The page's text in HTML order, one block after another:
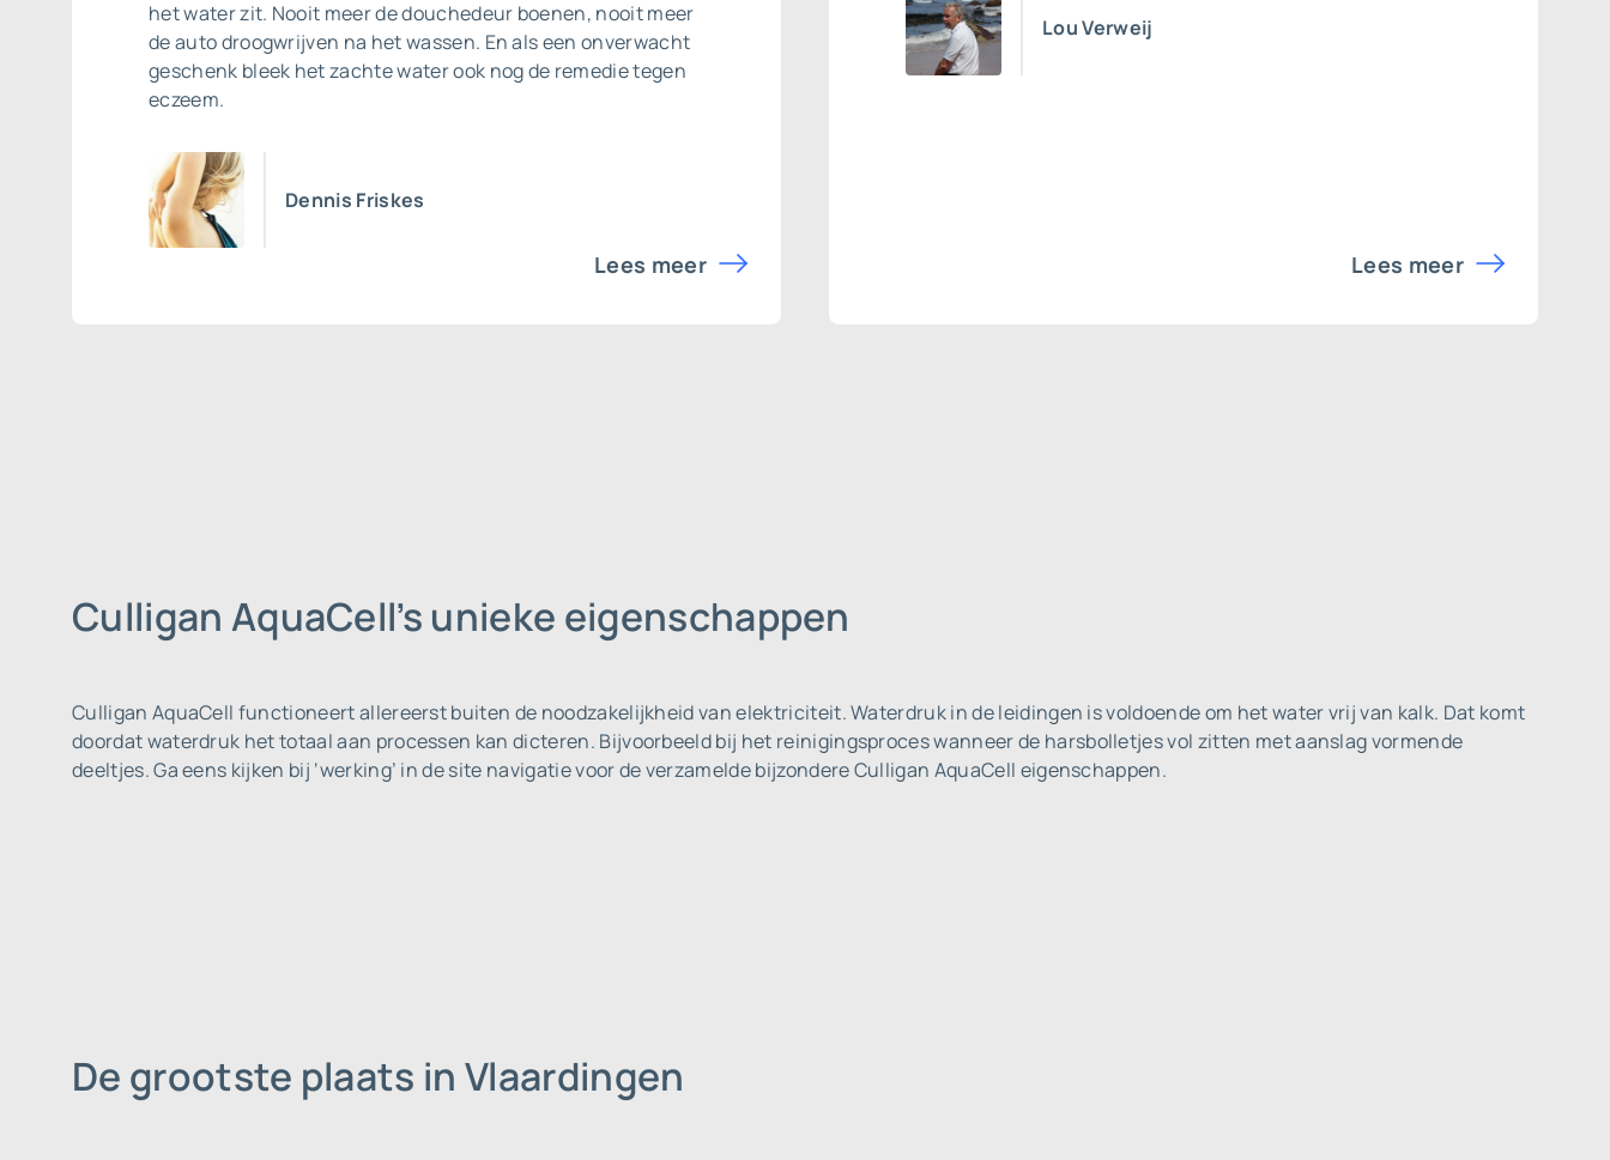
het water zit. Nooit meer de douchedeur boenen, nooit meer
de auto droogwrijven na het wassen. En als een onverwacht
geschenk bleek het zachte water ook nog de remedie tegen
eczeem.
Dennis Friskes
Lees meer
Lou Verweij
Lees meer
Culligan AquaCell’s unieke eigenschappen
Culligan AquaCell functioneert allereerst buiten de noodzakelijkheid van elektriciteit. Waterdruk in de leidingen is voldoende om het water vrij van kalk. Dat komt
doordat waterdruk het totaal aan processen kan dicteren. Bijvoorbeeld bij het reinigingsproces wanneer de harsbolletjes vol zitten met aanslag vormende
deeltjes. Ga eens kijken bij ‘werking’ in de site navigatie voor de verzamelde bijzondere Culligan AquaCell eigenschappen.
De grootste plaats in Vlaardingen